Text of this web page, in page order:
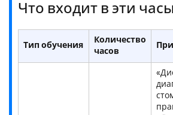
Что входит в эти
Тип обучения
Количество
часов